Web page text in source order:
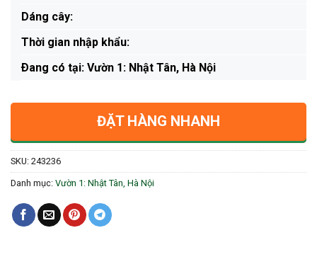
Dáng cây:
Thời gian nhập khẩu:
Ðang có tại: Vườn 1: Nhật Tân, Hà Nội
ĐẶT HÀNG NHANH
SKU: 243236
Danh mục: Vườn 1: Nhật Tân, Hà Nội